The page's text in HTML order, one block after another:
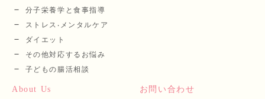
分⼦栄養学と⾷事指導
ストレス‧メンタルケア
ダイエット
その他対応するお悩み
子どもの腸活相談
About Us お問い合わせ